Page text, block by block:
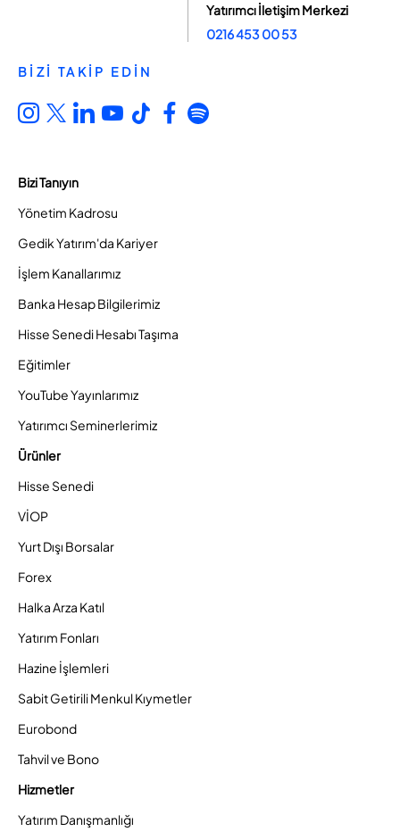
Yatırımcı İletişim Merkezi
0216 453 00 53
BİZİ TAKİP EDİN
Bizi Tanıyın
Yönetim Kadrosu
Gedik Yatırım'da Kariyer
İşlem Kanallarımız
Banka Hesap Bilgilerimiz
Hisse Senedi Hesabı Taşıma
Eğitimler
YouTube Yayınlarımız
Yatırımcı Seminerlerimiz
Ürünler
Hisse Senedi
VİOP
Yurt Dışı Borsalar
Forex
Halka Arza Katıl
Yatırım Fonları
Hazine İşlemleri
Sabit Getirili Menkul Kıymetler
Eurobond
Tahvil ve Bono
Hizmetler
Yatırım Danışmanlığı